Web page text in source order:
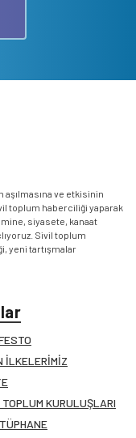
ve etkisinin
toplum haberciliği yaparak
siyasete, kanaat
Sivil toplum
yeni tartışmalar
İLKELERİMİZ
KURULUŞLARI